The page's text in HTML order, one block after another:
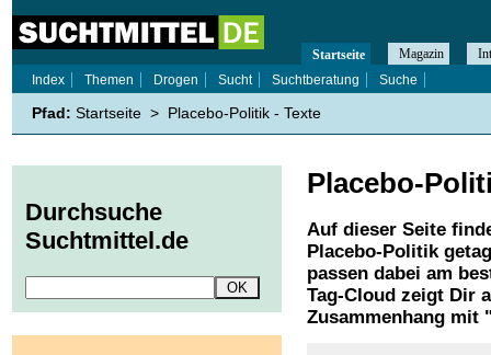
Placebo-
Auf dieser Seite
Placebo-Politik
passen dabei am
Tag-Cloud zeigt Dir
Zusammenhang mit
Startseite Magazin
Index
Themen Drogen Sucht Suchtberatung Suche
Pfad: Startseite > Placebo-Politik - Texte
Durchsuche
Suchtmittel.de